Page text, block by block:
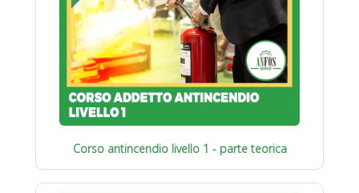
Corso antincendio livello 1 - parte teorica